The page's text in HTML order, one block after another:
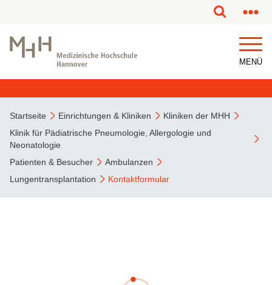
MENÜ
Startseite Einrichtungen & Kliniken
Kliniken der MHH
Klinik für Pädiatrische Pneumologie, Allergologie und
Neonatologie
Patienten & Besucher
Ambulanzen
Lungentransplantation
Kontaktformular